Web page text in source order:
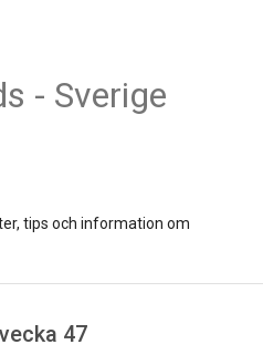
- Sverige
tips och information om
47